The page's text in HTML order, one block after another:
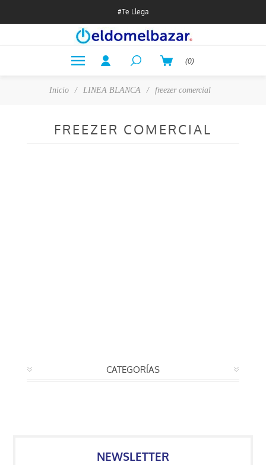
#Te Llega
(0)
Inicio / LINEA BLANCA / freezer comercial
FREEZER COMERCIAL
CATEGORÍAS
NEWSLETTER